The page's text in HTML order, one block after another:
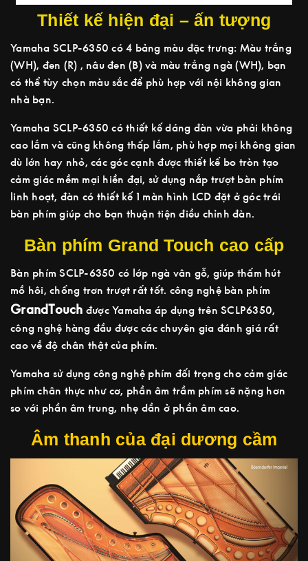
Thiết kế hiện đại – ấn tượng
Yamaha SCLP-6350 có 4 bảng màu đặc trưng: Màu trắng
(WH), đen (R) , nâu đen (B) và màu trắng ngà (WH), bạn
có thể tùy chọn màu sắc để phù hợp với nội không gian
nhà bạn.
Yamaha SCLP-6350 có thiết kế dáng đàn vừa phải không
cao lắm và cũng không thấp lắm, phù hợp mọi không gian
dù lớn hay nhỏ, các góc cạnh được thiết kế bo tròn tạo
cảm giác mềm mại hiền đại, sử dụng nắp trượt bàn phím
linh hoạt, đàn có thiết kế 1 màn hình LCD đặt ở góc trái
bàn phím giúp cho bạn thuận tiện điều chỉnh đàn.
Bàn phím Grand Touch cao cấp
Bàn phím SCLP-6350 có lớp ngà vân gỗ, giúp thấm hút
mồ hôi, chống trơn trượt rất tốt. công nghệ bàn phím
GrandTouch được Yamaha áp dụng trên SCLP6350,
công nghệ hàng đầu được các chuyên gia đánh giá rất
cao về độ chân thật của phím.
Yamaha sử dụng công nghệ phím đối trọng cho cảm giác
phím chân thực như cơ, phần âm trầm phím sẽ nặng hơn
so với phần âm trung, nhẹ dần ở phần âm cao.
Âm thanh của đại dương cầm